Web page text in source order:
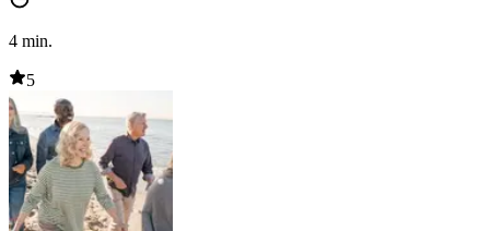
4 min.
5